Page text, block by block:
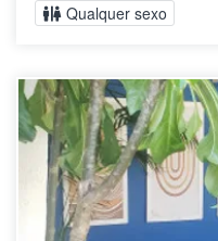
Qualquer sexo